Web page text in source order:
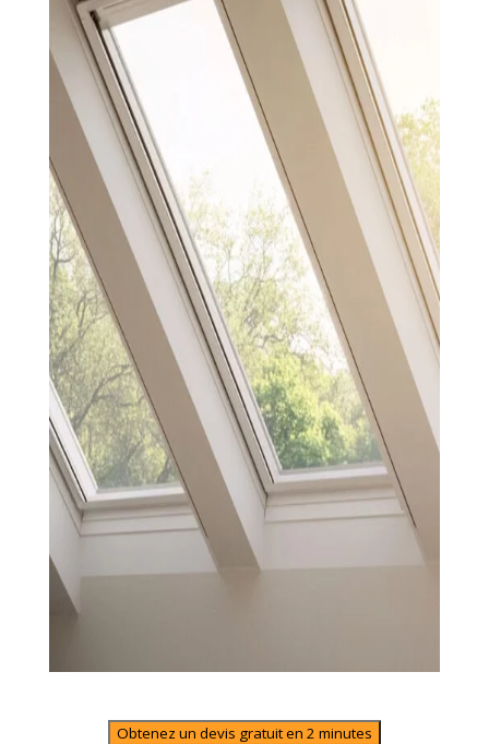
Obtenez un devis gratuit en 2 minutes